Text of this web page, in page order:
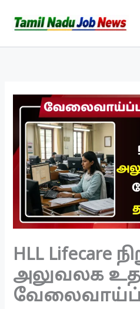
HLL Lifecare
அலுவலக